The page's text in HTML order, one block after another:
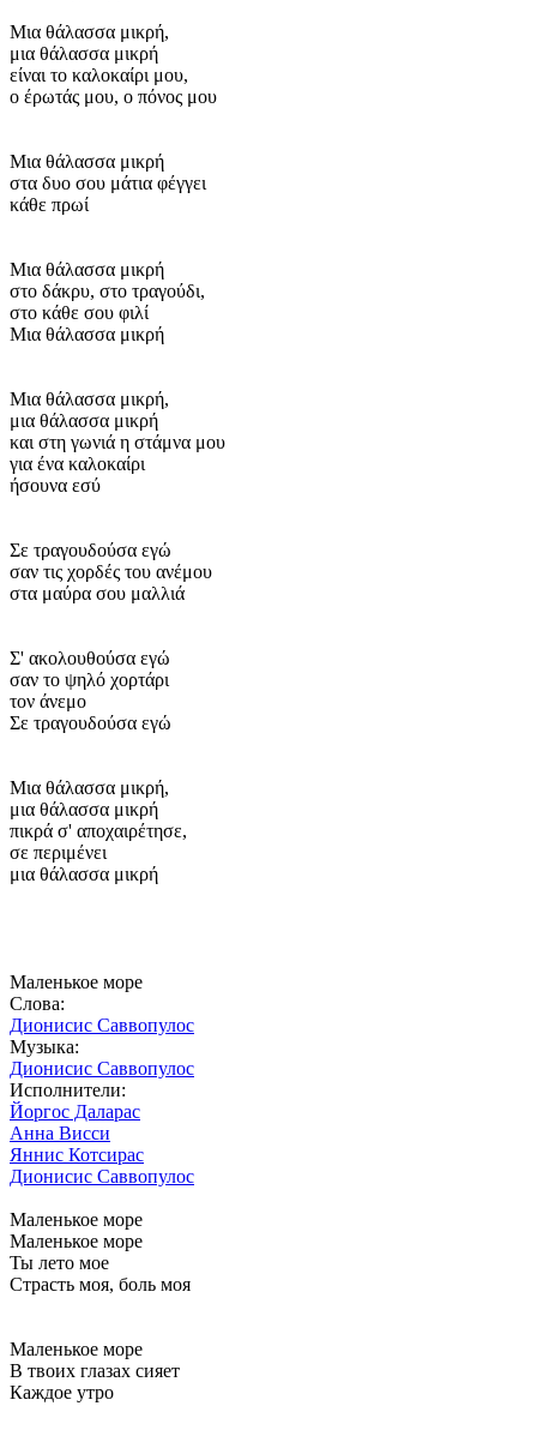
Μια θάλασσα μικρή,
μια θάλασσα μικρή
είναι το καλοκαίρι μου,
ο έρωτάς μου, ο πόνος μου
Μια θάλασσα μικρή
στα δυο σου μάτια φέγγει
κάθε πρωί
Μια θάλασσα μικρή
στο δάκρυ, στο τραγούδι,
στο κάθε σου φιλί
Μια θάλασσα μικρή
Μια θάλασσα μικρή,
μια θάλασσα μικρή
και στη γωνιά η στάμνα μου
για ένα καλοκαίρι
ήσουνα εσύ
Σε τραγουδούσα εγώ
σαν τις χορδές του ανέμου
στα μαύρα σου μαλλιά
Σ' ακολουθούσα εγώ
σαν το ψηλό χορτάρι
τον άνεμο
Σε τραγουδούσα εγώ
Μια θάλασσα μικρή,
μια θάλασσα μικρή
πικρά σ' αποχαιρέτησε,
σε περιμένει
μια θάλασσα μικρή
Маленькое море
Слова:
Дионисис Саввопулос
Музыка:
Дионисис Саввопулос
Исполнители:
Йоргос Даларас
Анна Висси
Яннис Котсирас
Дионисис Саввопулос
Маленькое море
Маленькое море
Ты лето мое
Страсть моя, боль моя
Маленькое море
В твоих глазах сияет
Каждое утро